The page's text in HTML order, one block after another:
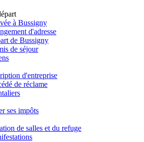
à Bussigny
d'adresse
de Bussigny
de séjour
d'entreprise
de réclame
ses impôts
de salles et du refuge